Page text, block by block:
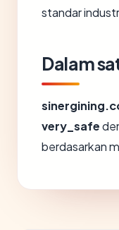
standar
Dalam
very_safe
berdasarkan